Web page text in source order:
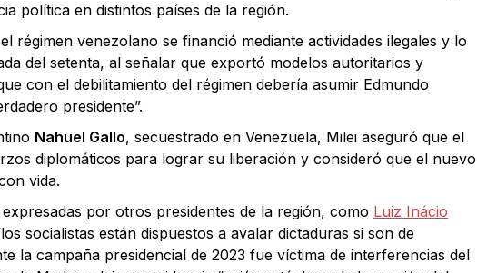
política en distintos países de la región.
régimen venezolano se financió mediante actividades ilegales y lo
del setenta, al señalar que exportó modelos autoritarios y
con el debilitamiento del régimen debería asumir Edmundo
presidente”.
Nahuel Gallo, secuestrado en Venezuela, Milei aseguró que el
diplomáticos para lograr su liberación y consideró que el nuevo
vida.
por otros presidentes de la región, como Luiz Inácio
socialistas están dispuestos a avalar dictaduras si son de
la campaña presidencial de 2023 fue víctima de interferencias del